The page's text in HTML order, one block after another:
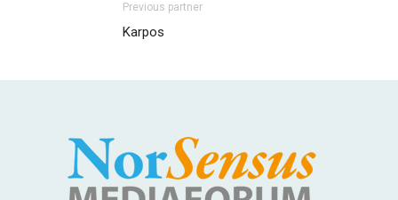
Previous partner
Karpos